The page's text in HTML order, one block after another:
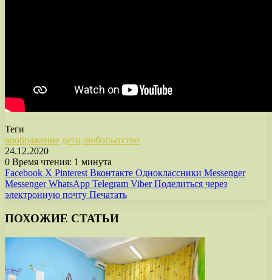
Теги
воображение дети любопытство
24.12.2020
0 Время чтения: 1 минута
Facebook X Pinterest Вконтакте Одноклассники Messenger
Messenger WhatsApp Telegram Viber Поделиться через
электронную почту Печатать
ПОХОЖИЕ СТАТЬИ